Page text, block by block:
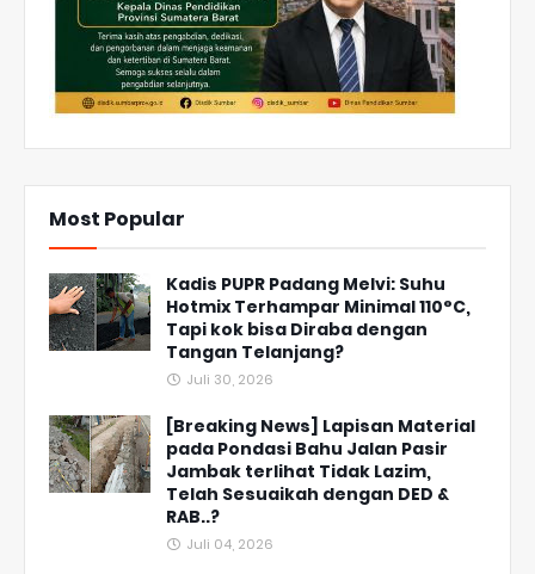
Most Popular
Kadis PUPR Padang Melvi: Suhu
Hotmix Terhampar Minimal 110°C,
Tapi kok bisa Diraba dengan
Tangan Telanjang?
Juli 30, 2026
[Breaking News] Lapisan Material
pada Pondasi Bahu Jalan Pasir
Jambak terlihat Tidak Lazim,
Telah Sesuaikah dengan DED &
RAB..?
Juli 04, 2026